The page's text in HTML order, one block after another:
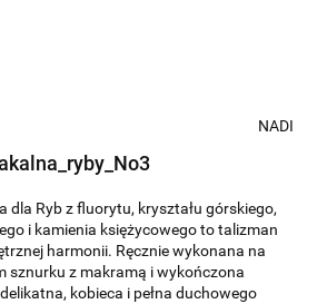
NADI
dla Ryb z fluorytu, kryształu górskiego,
i kamienia księżycowego to talizman
harmonii. Ręcznie wykonana na
sznurku z makramą i wykończona
kobieca i pełna duchowego